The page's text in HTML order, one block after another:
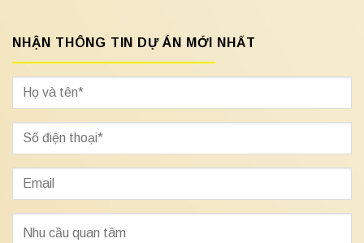
NHẬN THÔNG TIN DỰ ÁN MỚI NHẤT